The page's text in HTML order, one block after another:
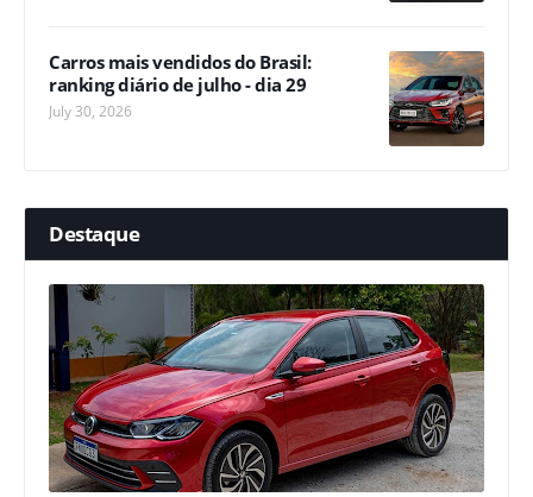
Carros mais vendidos do Brasil:
ranking diário de julho - dia 29
July 30, 2026
Destaque